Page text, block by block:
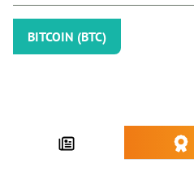
BITCOIN (BTC)